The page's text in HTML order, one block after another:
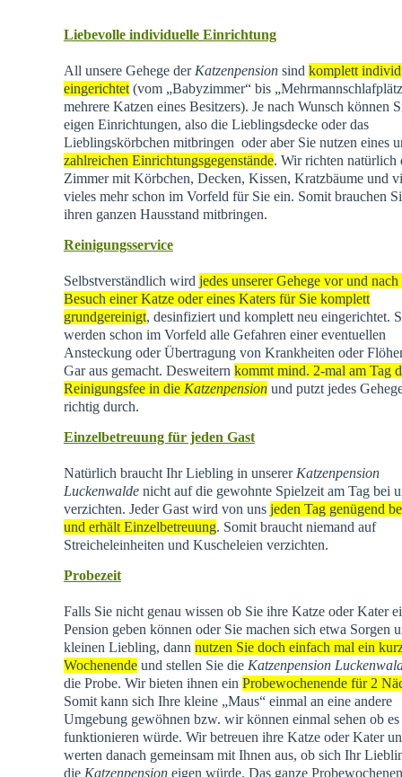
Liebevolle individuelle Einrichtung
All unsere Gehege der Katzenpensionsind komplett
eingerichtet(vom „Babyzimmer“ bis
mehrere Katzen eines Besitzers). Je nach Wunsch können
eigen Einrichtungen, also die Lieblingsdecke oder das
Lieblingskörbchen mitbringen oder aber Sie nutzen eines
zahlreichen Einrichtungsgegenstände. Wir richten natürlich
Zimmer mit Körbchen, Decken, Kissen, Kratzbäume und
vieles mehr schon im Vorfeld für Sie ein. Somit brauchen
ihren ganzen Hausstand mitbringen.
Reinigungsservice
Selbstverständlich wird jedes unserer Gehege vor und nach
Besuch einer Katze oder eines Katers für Sie komplett
grundgereinigt, desinfiziert und komplett neu eingerichtet.
werden schon im Vorfeld alle Gefahren einer eventuellen
Ansteckung oder Übertragung von Krankheiten oder
Gar aus gemacht. Desweitern kommt mind. 2-mal am Tag
Reinigungsfee in die Katzenpensionund putzt jedes
richtig durch.
Einzelbetreuung für jeden Gast
Natürlich braucht Ihr Liebling in unserer Katzenpension
Luckenwaldenicht auf die gewohnte Spielzeit am Tag bei
verzichten. Jeder Gast wird von uns jeden Tag genügend
und erhält Einzelbetreuung. Somit braucht niemand auf
Streicheleinheiten und Kuscheleien verzichten.
Probezeit
Falls Sie nicht genau wissen ob Sie ihre Katze oder Kater
Pension geben können oder Sie machen sich etwa Sorgen
kleinen Liebling, dann nutzen Sie doch einfach mal ein
Wochenendeund stellen Sie die Katzenpension
die Probe. Wir bieten ihnen ein Probewochenende für 2
Somit kann sich Ihre kleine „Maus“ einmal an eine andere
Umgebung gewöhnen bzw. wir können einmal sehen ob es
funktionieren würde. Wir betreuen ihre Katze oder Kater
werten danach gemeinsam mit Ihnen aus, ob sich Ihr
die Katzenpensioneigen würde. Das ganze